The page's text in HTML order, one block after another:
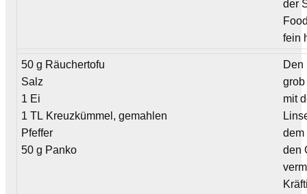
der
fein
50 g Räuchertofu
Salz
1 Ei
1 TL Kreuzkümmel, gemahlen
Pfeffer
50 g Panko
Den
mit
dem
den